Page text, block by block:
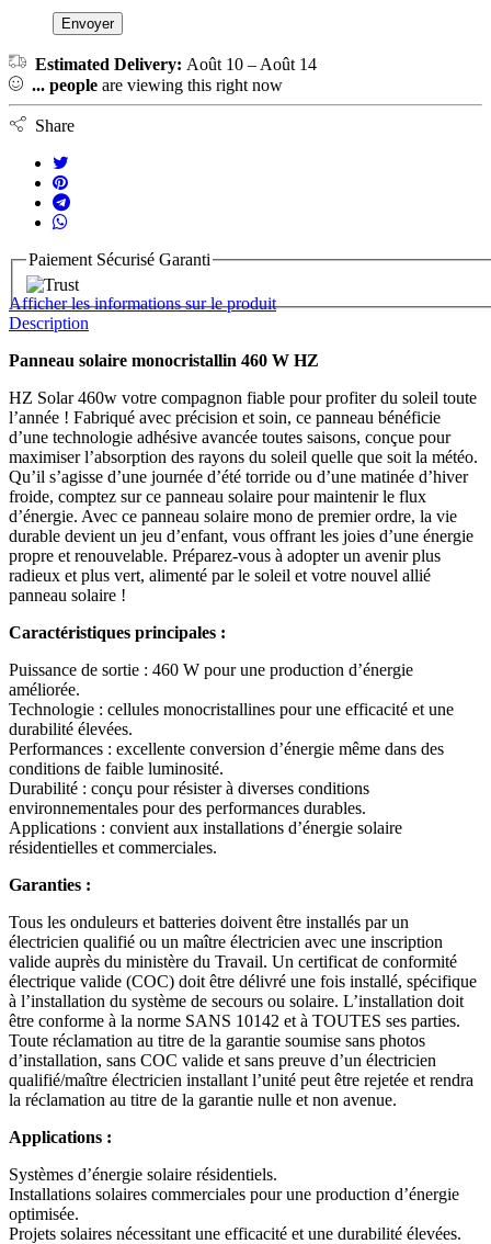
Estimated Delivery: Août 10 – Août 14
... people are viewing this right now
Share
Paiement Sécurisé Garanti
Afficher les informations sur le produit
Description
Panneau solaire monocristallin 460 W HZ
HZ Solar 460w votre compagnon fiable pour profiter du soleil toute
l’année ! Fabriqué avec précision et soin, ce panneau bénéficie
d’une technologie adhésive avancée toutes saisons, conçue pour
maximiser l’absorption des rayons du soleil quelle que soit la météo.
Qu’il s’agisse d’une journée d’été torride ou d’une matinée d’hiver
froide, comptez sur ce panneau solaire pour maintenir le flux
d’énergie. Avec ce panneau solaire mono de premier ordre, la vie
durable devient un jeu d’enfant, vous offrant les joies d’une énergie
propre et renouvelable. Préparez-vous à adopter un avenir plus
radieux et plus vert, alimenté par le soleil et votre nouvel allié
panneau solaire !
Caractéristiques principales :
Puissance de sortie : 460 W pour une production d’énergie
améliorée.
Technologie : cellules monocristallines pour une efficacité et une
durabilité élevées.
Performances : excellente conversion d’énergie même dans des
conditions de faible luminosité.
Durabilité : conçu pour résister à diverses conditions
environnementales pour des performances durables.
Applications : convient aux installations d’énergie solaire
résidentielles et commerciales.
Garanties :
Tous les onduleurs et batteries doivent être installés par un
électricien qualifié ou un maître électricien avec une inscription
valide auprès du ministère du Travail. Un certificat de conformité
électrique valide (COC) doit être délivré une fois installé, spécifique
à l’installation du système de secours ou solaire. L’installation doit
être conforme à la norme SANS 10142 et à TOUTES ses parties.
Toute réclamation au titre de la garantie soumise sans photos
d’installation, sans COC valide et sans preuve d’un électricien
qualifié/maître électricien installant l’unité peut être rejetée et rendra
la réclamation au titre de la garantie nulle et non avenue.
Applications :
Systèmes d’énergie solaire résidentiels.
Installations solaires commerciales pour une production d’énergie
optimisée.
Projets solaires nécessitant une efficacité et une durabilité élevées.